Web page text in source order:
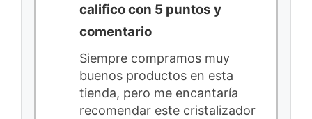
califico con 5 puntos y
comentario
Siempre compramos muy
buenos productos en esta
tienda, pero me encantaría
recomendar este cristalizador